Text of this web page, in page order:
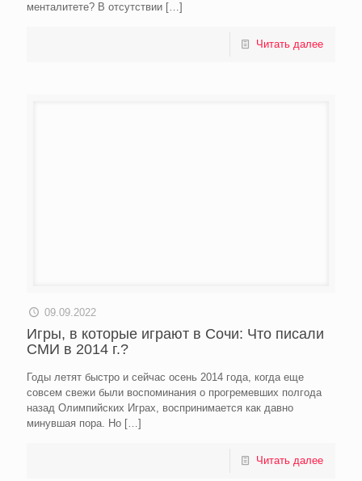
менталитете? В отсутствии […]
Читать далее
09.09.2022
Игры, в которые играют в Сочи: Что писали
СМИ в 2014 г.?
Годы летят быстро и сейчас осень 2014 года, когда еще
совсем свежи были воспоминания о прогремевших полгода
назад Олимпийских Играх, воспринимается как давно
минувшая пора. Но […]
Читать далее